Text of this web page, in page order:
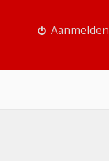
Aanmelden